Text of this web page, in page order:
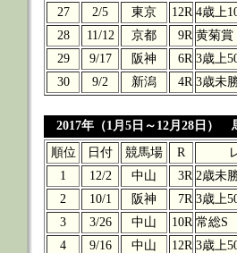
27
2/5 東京 12R 4歳上
28
11/12 京都 9R 黄菊賞
29
9/17 阪神 6R 3歳上
30
9/2 新潟 4R 3歳未
2017年（1月5日～12月28日）
順位
日付 競馬場 R
1
12/2 中山 3R 2歳未
2
10/1 阪神 7R 3歳上
3
3/26 中山 10R 常総S
4
9/16 中山 12R 3歳上